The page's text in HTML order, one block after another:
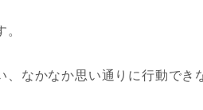
、なかなか思い通りに行動でき